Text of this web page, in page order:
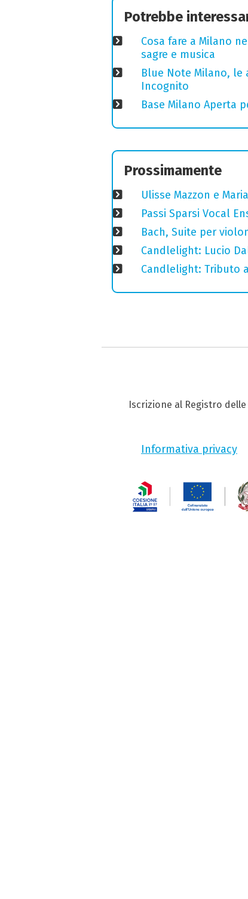
Potrebbe
Cosa fare a Milano
sagre e musica
Blue Note Milano, le
Incognito
Base Milano Aperta
Prossimamente
Ulisse Mazzon e
Passi Sparsi Vocal
Bach, Suite per
Candlelight: Lucio
Candlelight: Tributo
Iscrizione al Registro delle
Informativa privacy